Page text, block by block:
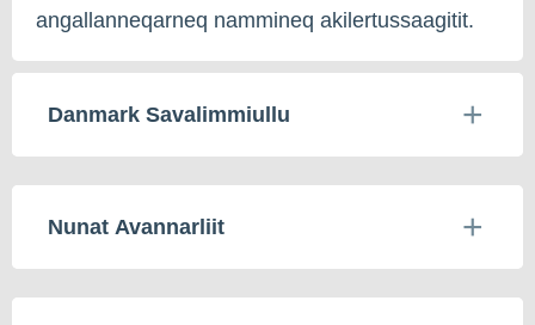
angallanneqarneq nammineq akilertussaagitit.
Danmark Savalimmiullu
Nunat Avannarliit